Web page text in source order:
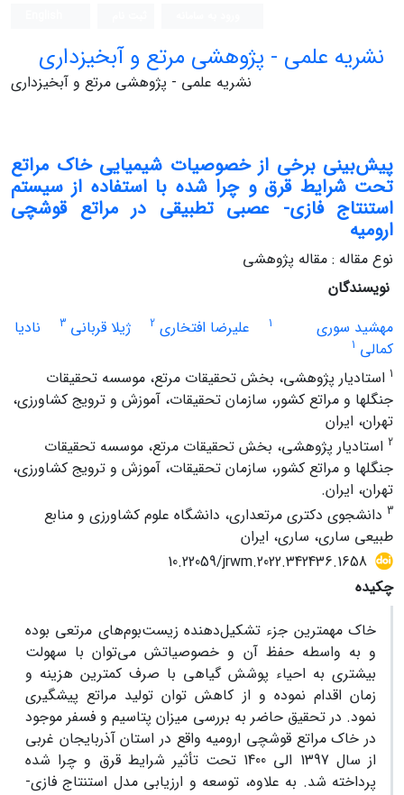
نشریه علمی - پژوهشی مرتع و آبخیزداری
نشریه علمی - پژوهشی مرتع و آبخیزداری
پیش‌بینی برخی از خصوصیات شیمیایی خاک مراتع
تحت شرایط قرق و چرا شده با استفاده از سیستم
استنتاج فازی- عصبی تطبیقی در مراتع قوشچی
ارومیه
نوع مقاله : مقاله پژوهشی
نویسندگان
مهشید سوری
1 علیرضا افتخاری 2 ژیلا قربانی 3
نادیا
کمالی 1
1 استادیار پژوهشی، بخش تحقیقات مرتع، موسسه تحقیقات
جنگلها و مراتع کشور، سازمان تحقیقات، آموزش و ترویج کشاورزی،
تهران، ایران
2 استادیار پژوهشی، بخش تحقیقات مرتع، موسسه تحقیقات
جنگلها و مراتع کشور، سازمان تحقیقات، آموزش و ترویج کشاورزی،
تهران، ایران.
3 دانشجوی دکتری مرتعداری، دانشگاه علوم کشاورزی و منابع
طبیعی ساری، ساری، ایران
10.22059/jrwm.2022.342436.1658
چکیده
خاک مهمترین جزء تشکیل‌دهنده زیست‌بوم‌های مرتعی بوده
و به واسطه حفظ آن و خصوصیاتش می‌توان با سهولت
بیشتری به احیاء پوشش گیاهی با صرف کمترین هزینه و
زمان اقدام نموده و از کاهش توان تولید مراتع پیشگیری
نمود. در تحقیق حاضر به بررسی میزان پتاسیم و فسفر موجود
در خاک مراتع قوشچی ارومیه واقع در استان آذربایجان غربی
از سال 1397 الی 1400 تحت تأثیر شرایط قرق و چرا شده
پرداخته شد. به ‌علاوه، توسعه و ارزیابی مدل استنتاج فازی-